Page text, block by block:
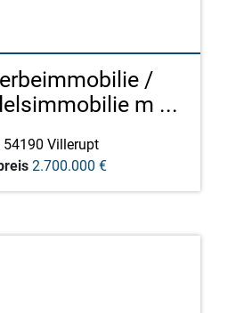
/
m ...
54190 Villerupt
2.700.000 €